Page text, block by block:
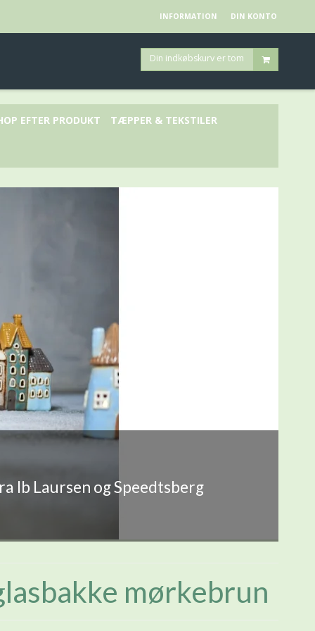
INFORMATION DIN KONTO
Din indkøbskurv er tom
EFTER PRODUKT TÆPPER & TEKSTILER
Ib Laursen og Speedtsberg
mørkebrun